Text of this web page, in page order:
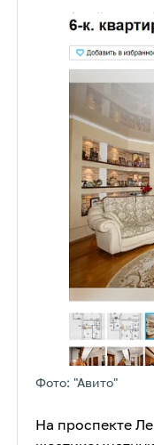
Фото: "Авито"
На проспекте